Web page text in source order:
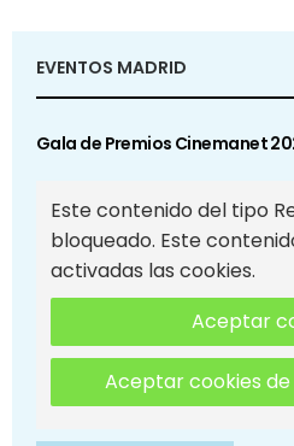
EVENTOS MADRID
Gala de Premios Cinemanet
Este contenido del tipo
bloqueado. Este
activadas las cookies.
Aceptar
Aceptar cookies de